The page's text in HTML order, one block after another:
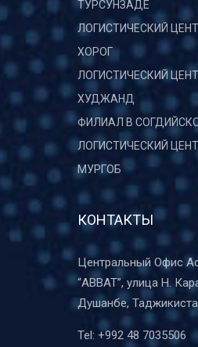
ТУРСУНЗАДЕ
ЛОГИСТИЧЕСКИЙ
ХОРОГ
ЛОГИСТИЧЕСКИЙ
ХУДЖАНД
ФИЛИАЛ В
ЛОГИСТИЧЕСКИЙ
МУРГОБ
КОНТАКТЫ
Центральный Офис
“ABBAT”, улица Н.
Душанбе,
Tel: +992 48 7035506